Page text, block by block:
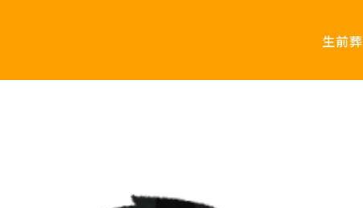
生前葬